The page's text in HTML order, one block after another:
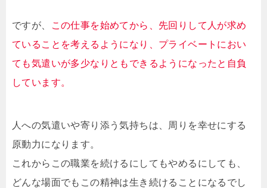
ですが、
この仕事を始めてから、先回りして人が求め
ていることを考えるようになり、プライベートにおい
ても気遣いが多少なりともできるようになったと自負
しています。
人への気遣いや寄り添う気持ちは、周りを幸せにする
原動力になります。
これからこの職業を続けるにしてもやめるにしても、
どんな場面でもこの精神は生き続けることになるでし